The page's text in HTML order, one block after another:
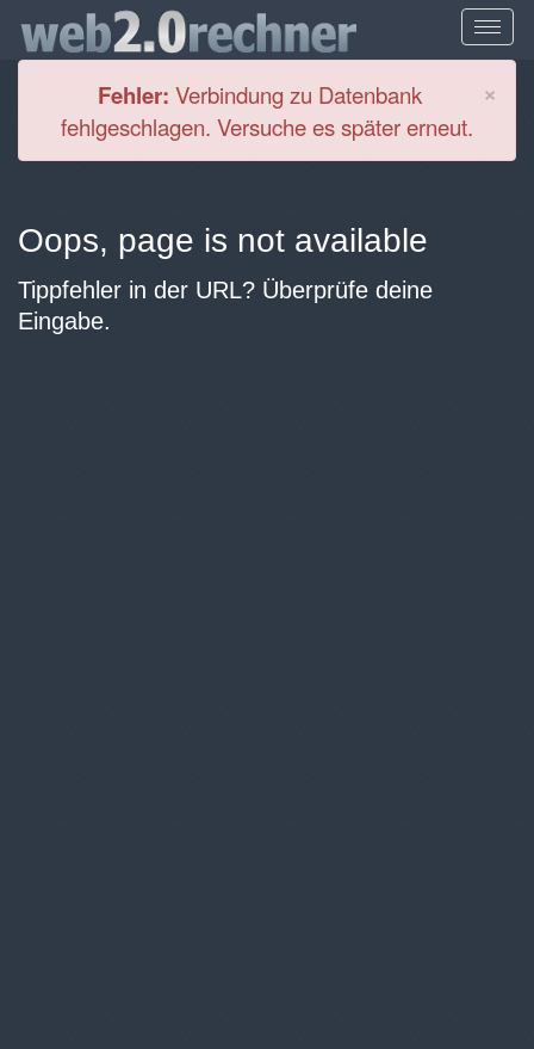
×
Fehler: Verbindung zu Datenbank
fehlgeschlagen. Versuche es später erneut.
Oops, page is not available
Tippfehler in der URL? Überprüfe deine
Eingabe.